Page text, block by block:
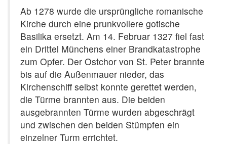
Ab 1278 wurde die ursprüngliche romanische
Kirche durch eine prunkvollere gotische
Basilika ersetzt. Am 14. Februar 1327 fiel fast
ein Drittel Münchens einer Brandkatastrophe
zum Opfer. Der Ostchor von St. Peter brannte
bis auf die Außenmauer nieder, das
Kirchenschiff selbst konnte gerettet werden,
die Türme brannten aus. Die beiden
ausgebrannten Türme wurden abgeschrägt
und zwischen den beiden Stümpfen ein
einzelner Turm errichtet.